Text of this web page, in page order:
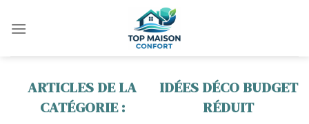
IDÉES DÉCO BUDGET
RÉDUIT